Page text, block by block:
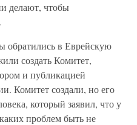
делают, чтобы
обратились в Еврейскую
создать Комитет,
и публикацией
Комитет создали, но его
который заявил, что у
проблем быть не